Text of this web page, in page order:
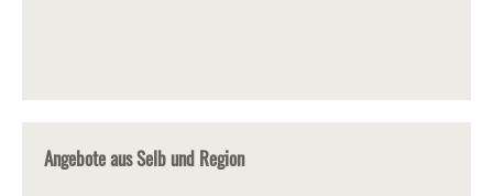
Angebote aus Selb und Region